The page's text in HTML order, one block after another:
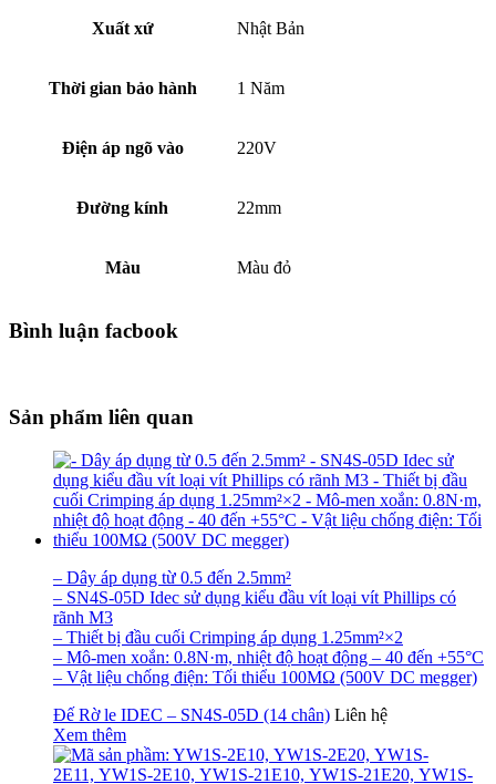
Xuất xứ Nhật Bản
Thời gian bảo hành 1 Năm
Điện áp ngõ vào 220V
Đường kính 22mm
Màu Màu đỏ
Bình luận facbook
Sản phẩm liên quan
– Dây áp dụng từ 0.5 đến 2.5mm²
– SN4S-05D Idec sử dụng kiểu đầu vít loại vít Phillips có
rãnh M3
– Thiết bị đầu cuối Crimping áp dụng 1.25mm²×2
– Mô-men xoắn: 0.8N·m, nhiệt độ hoạt động – 40 đến +55°C
– Vật liệu chống điện: Tối thiểu 100MΩ (500V DC megger)
Đế Rờ le IDEC – SN4S-05D (14 chân) Liên hệ
Xem thêm